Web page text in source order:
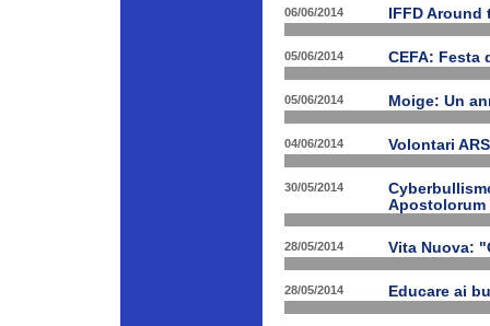
06/06/2014 IFFD
05/06/2014 CEFA: Festa
05/06/2014 Moige: Un
04/06/2014 Volontari
30/05/2014
Apostolorum
28/05/2014 Vita Nuova:
28/05/2014 Educare ai